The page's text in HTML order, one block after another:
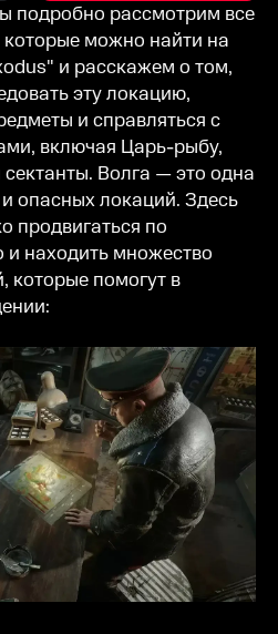
подробно рассмотрим все
можно найти на
и расскажем о том,
эту локацию,
и справляться с
включая Царь-рыбу,
Волга — это одна
опасных локаций. Здесь
продвигаться по
находить множество
которые помогут в